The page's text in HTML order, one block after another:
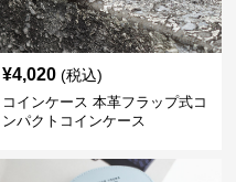
¥4,020 (税込)
コインケース 本革フラップ式コ
ンパクトコインケース